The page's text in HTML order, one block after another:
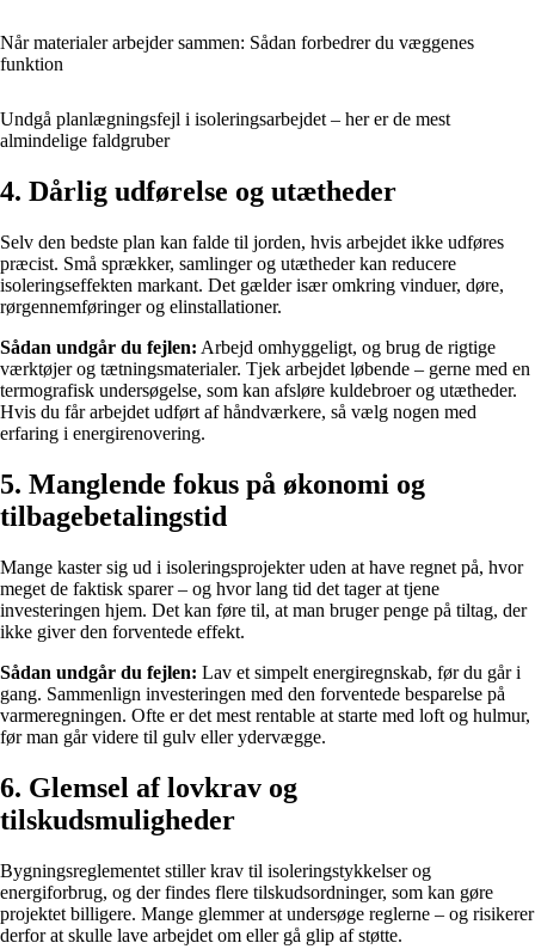
Når materialer arbejder sammen: Sådan forbedrer du væggenes
funktion
Undgå planlægningsfejl i isoleringsarbejdet – her er de mest
almindelige faldgruber
4. Dårlig udførelse og utætheder
Selv den bedste plan kan falde til jorden, hvis arbejdet ikke udføres
præcist. Små sprækker, samlinger og utætheder kan reducere
isoleringseffekten markant. Det gælder især omkring vinduer, døre,
rørgennemføringer og elinstallationer.
Sådan undgår du fejlen: Arbejd omhyggeligt, og brug de rigtige
værktøjer og tætningsmaterialer. Tjek arbejdet løbende – gerne med en
termografisk undersøgelse, som kan afsløre kuldebroer og utætheder.
Hvis du får arbejdet udført af håndværkere, så vælg nogen med
erfaring i energirenovering.
5. Manglende fokus på økonomi og
tilbagebetalingstid
Mange kaster sig ud i isoleringsprojekter uden at have regnet på, hvor
meget de faktisk sparer – og hvor lang tid det tager at tjene
investeringen hjem. Det kan føre til, at man bruger penge på tiltag, der
ikke giver den forventede effekt.
Sådan undgår du fejlen: Lav et simpelt energiregnskab, før du går i
gang. Sammenlign investeringen med den forventede besparelse på
varmeregningen. Ofte er det mest rentable at starte med loft og hulmur,
før man går videre til gulv eller ydervægge.
6. Glemsel af lovkrav og
tilskudsmuligheder
Bygningsreglementet stiller krav til isoleringstykkelser og
energiforbrug, og der findes flere tilskudsordninger, som kan gøre
projektet billigere. Mange glemmer at undersøge reglerne – og risikerer
derfor at skulle lave arbejdet om eller gå glip af støtte.